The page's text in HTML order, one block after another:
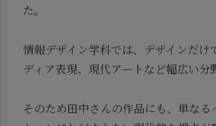
た。
情報デザイン学科では、デザインだけ
ディア表現、現代アートなど幅広い分
そのため田中さんの作品にも、単なる